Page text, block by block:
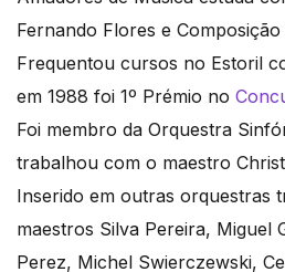
Fernando Flores e
Frequentou cursos no Estoril
em 1988 foi 1º Prémio no
Foi membro da Orquestra
trabalhou com o maestro
Inserido em outras orquestras
maestros Silva Pereira, Miguel
Perez, Michel Swierczewski,